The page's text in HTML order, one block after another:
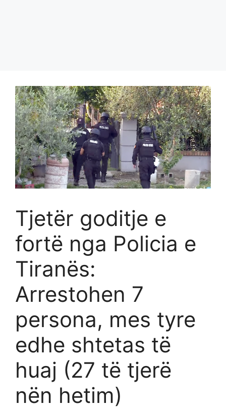
Tjetër goditje e
fortë nga Policia e
Tiranës:
Arrestohen 7
persona, mes tyre
edhe shtetas të
huaj (27 të tjerë
nën hetim)